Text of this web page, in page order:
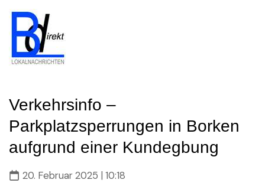
Skip
to
content
Verkehrsinfo –
Parkplatzsperrungen in Borken
aufgrund einer Kundegbung
20. Februar 2025 | 10:18